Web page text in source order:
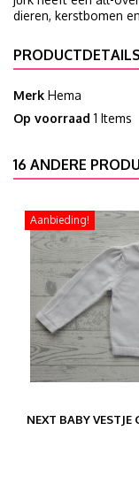
dieren, kerstbomen
PRODUCTDETAILS
Merk Hema
Op voorraad 1 Items
16 ANDERE
Aanbieding!
NEXT BABY